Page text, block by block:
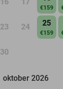
€159
23 24 25
€159
30
oktober 2026